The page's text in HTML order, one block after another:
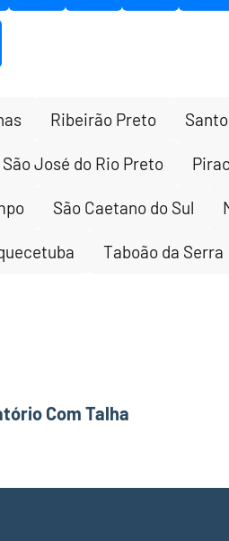
Ribeirão Preto
São José do Rio Preto
São Caetano do Sul
Taboão da Serra
Com Talha